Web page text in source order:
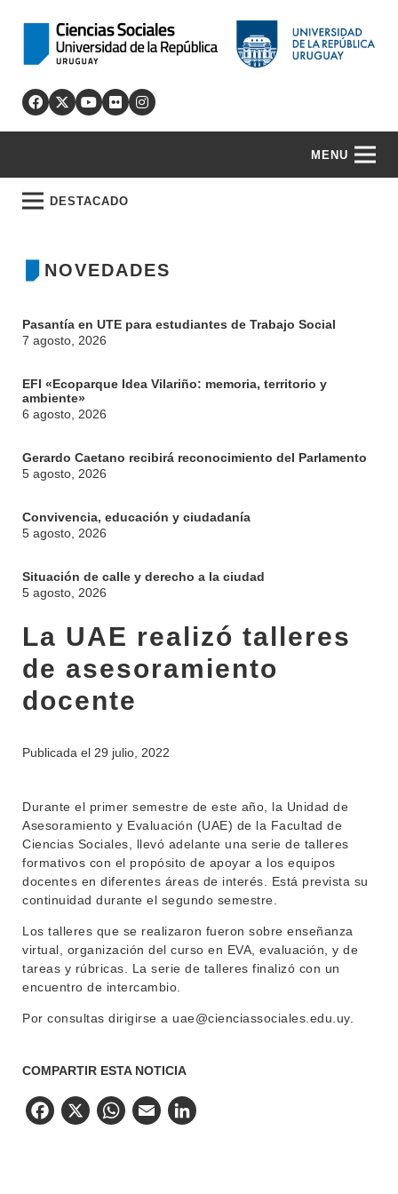
MENU
INSTITUCIONAL
DEPARTAMENTOS
ENSEÑANZA
INVESTIGACIÓN
LLAMADOS
NOTICIAS
CONTACTO
DESTACADO
EVA FCS
OFERTA DE GRADO
POSGRADOS
EDUCACIÓN PERMANENTE
BIBLIOTECA
NOVEDADES
Pasantía en UTE para estudiantes de Trabajo Social
7 agosto, 2026
EFI «Ecoparque Idea Vilariño: memoria, territorio y
ambiente»
6 agosto, 2026
Gerardo Caetano recibirá reconocimiento del Parlamento
5 agosto, 2026
Convivencia, educación y ciudadanía
5 agosto, 2026
Situación de calle y derecho a la ciudad
5 agosto, 2026
La UAE realizó talleres
de asesoramiento
docente
Publicada el 29 julio, 2022
Durante el primer semestre de este año, la Unidad de
Asesoramiento y Evaluación (UAE) de la Facultad de
Ciencias Sociales, llevó adelante una serie de talleres
formativos con el propósito de apoyar a los equipos
docentes en diferentes áreas de interés. Está prevista su
continuidad durante el segundo semestre.
Los talleres que se realizaron fueron sobre enseñanza
virtual, organización del curso en EVA, evaluación, y de
tareas y rúbricas. La serie de talleres finalizó con un
encuentro de intercambio.
Por consultas dirigirse a uae@cienciassociales.edu.uy.
COMPARTIR ESTA NOTICIA
Facebook
X WhatsApp
Email